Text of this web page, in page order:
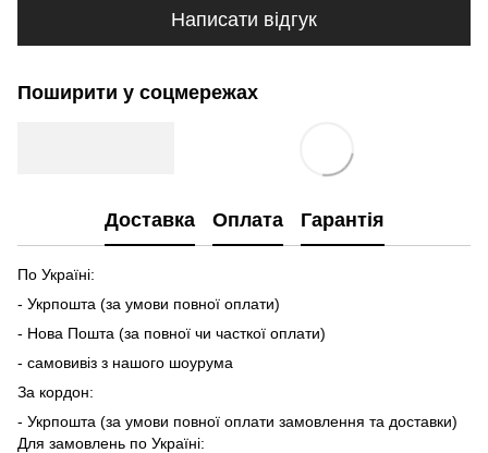
Написати відгук
Поширити у соцмережах
Доставка Оплата Гарантія
По Україні:
- Укрпошта (за умови повної оплати)
- Нова Пошта (за повної чи часткої оплати)
- самовивіз з нашого шоурума
За кордон:
- Укрпошта (за умови повної оплати замовлення та доставки)
Для замовлень по Україні: